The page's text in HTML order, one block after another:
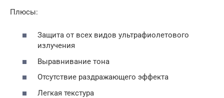
Плюсы:
Защита от всех видов ультрафиолетового
излучения
Выравнивание тона
Отсутствие раздражающего эффекта
Легкая текстура